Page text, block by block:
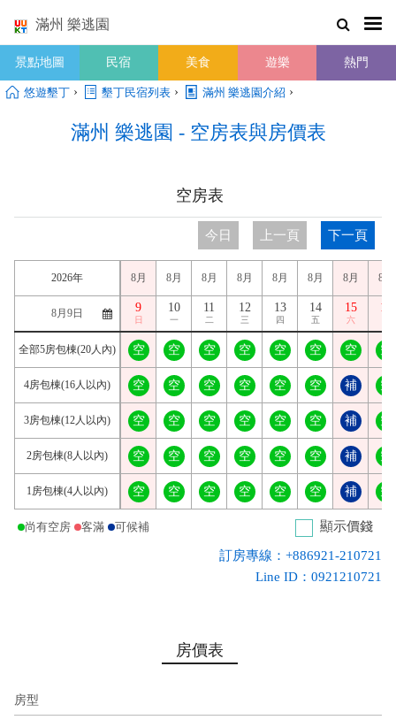
滿州 樂逃園
景點地圖 民宿 美食 遊樂 熱門
悠遊墾丁 › 墾丁民宿列表 › 滿州 樂逃園介紹 ›
滿州 樂逃園 - 空房表與房價表
空房表
今日 上一頁 下一頁
2026年
全部5房包棟(20人內)
4房包棟(16人以內)
3房包棟(12人以內)
2房包棟(8人以內)
1房包棟(4人以內)
8月
9
日
空
空
空
空
空
8月
10
一
空
空
空
空
空
8月
11
二
空
空
空
空
空
8月
12
三
空
空
空
空
空
8月
13
四
空
空
空
空
空
8月
14
五
空
空
空
空
空
8月
15
六
空
補
補
補
補
8月
16
空
空
空
空
空
尚有空房 客滿 可候補 顯示價錢
訂房專線：+886921-210721
Line ID：0921210721
房價表
房型